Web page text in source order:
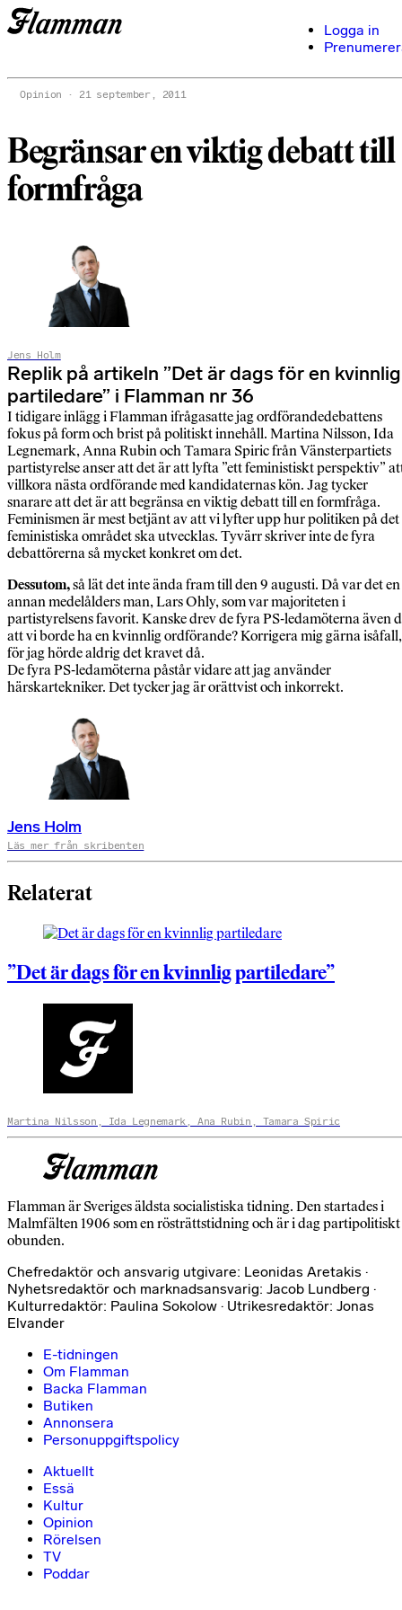
Logga in
Opinion 21 september, 2011
Begränsar en viktig debatt till
formfråga
Jens Holm
Replik på artikeln ”Det är dags för en kvinnlig
partiledare” i Flamman nr 36
I tidigare inlägg i Flamman ifrågasatte jag ordförandedebattens
fokus på form och brist på politiskt innehåll. Martina Nilsson, Ida
Legnemark, Anna Rubin och Tamara Spiric från Vänsterpartiets
partistyrelse anser att det är att lyfta ”ett feministiskt perspektiv”
villkora nästa ordförande med kandidaternas kön. Jag tycker
snarare att det är att begränsa en viktig debatt till en formfråga.
Feminismen är mest betjänt av att vi lyfter upp hur politiken på det
feministiska området ska utvecklas. Tyvärr skriver inte de fyra
debattörerna så mycket konkret om det.
Dessutom,så lät det inte ända fram till den 9 augusti. Då var det en
annan medelålders man, Lars Ohly, som var majoriteten i
partistyrelsens favorit. Kanske drev de fyra PS-ledamöterna även
att vi borde ha en kvinnlig ordförande? Korrigera mig gärna isåfall,
för jag hörde aldrig det kravet då.
De fyra PS-ledamöterna påstår vidare att jag använder
härskartekniker. Det tycker jag är orättvist och inkorrekt.
Jens Holm
Läs mer från skribenten
Relaterat
”Det är dags för en kvinnlig partiledare”
Martina Nilsson, Ida Legnemark, Ana Rubin, Tamara Spiric
Flamman är Sveriges äldsta socialistiska tidning. Den startades i
Malmfälten 1906 som en rösträttstidning och är i dag partipolitiskt
obunden.
Chefredaktör och ansvarig utgivare: Leonidas Aretakis ·
Nyhetsredaktör och marknadsansvarig: Jacob Lundberg ·
Kulturredaktör: Paulina Sokolow · Utrikesredaktör: Jonas
Elvander
E-tidningen
Om Flamman
Backa Flamman
Butiken
Annonsera
Personuppgiftspolicy
Aktuellt
Essä
Kultur
Opinion
Rörelsen
TV
Poddar